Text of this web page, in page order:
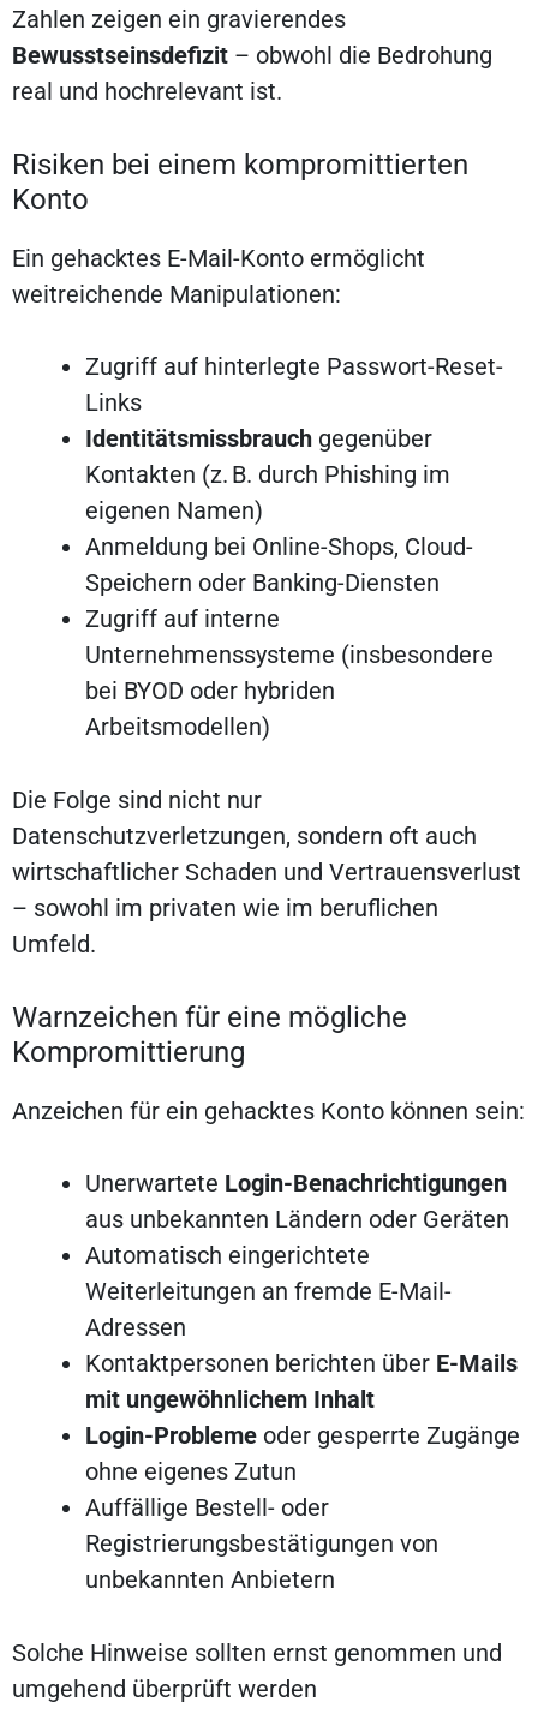
Zahlen zeigen ein gravierendes
Bewusstseinsdefizit – obwohl die Bedrohung
real und hochrelevant ist.
Risiken bei einem kompromittierten
Konto
Ein gehacktes E-Mail-Konto ermöglicht
weitreichende Manipulationen:
Zugriff auf hinterlegte Passwort-Reset-
Links
Identitätsmissbrauch gegenüber
Kontakten (z. B. durch Phishing im
eigenen Namen)
Anmeldung bei Online-Shops, Cloud-
Speichern oder Banking-Diensten
Zugriff auf interne
Unternehmenssysteme (insbesondere
bei BYOD oder hybriden
Arbeitsmodellen)
Die Folge sind nicht nur
Datenschutzverletzungen, sondern oft auch
wirtschaftlicher Schaden und Vertrauensverlust
– sowohl im privaten wie im beruflichen
Umfeld.
Warnzeichen für eine mögliche
Kompromittierung
Anzeichen für ein gehacktes Konto können sein:
Unerwartete Login-Benachrichtigungen
aus unbekannten Ländern oder Geräten
Automatisch eingerichtete
Weiterleitungen an fremde E-Mail-
Adressen
Kontaktpersonen berichten über E-Mails
mit ungewöhnlichem Inhalt
Login-Probleme oder gesperrte Zugänge
ohne eigenes Zutun
Auffällige Bestell- oder
Registrierungsbestätigungen von
unbekannten Anbietern
Solche Hinweise sollten ernst genommen und
umgehend überprüft werden